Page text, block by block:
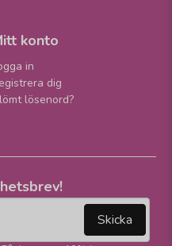
konto
in
dig
lösenord?
Skicka